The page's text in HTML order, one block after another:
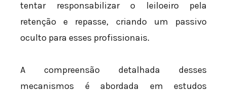
tentar responsabilizar o leiloeiro pela
retenção e repasse, criando um passivo
oculto para esses profissionais.
A compreensão detalhada desses
mecanismos é abordada em estudos